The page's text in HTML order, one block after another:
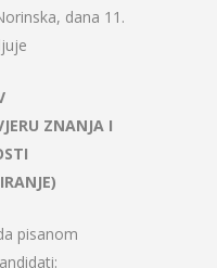
dana 11.
ZNANJA I
pisanom